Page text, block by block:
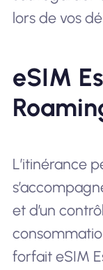
lors de vos
eSIM
L’itinérance
et d’un
forfait eSIM